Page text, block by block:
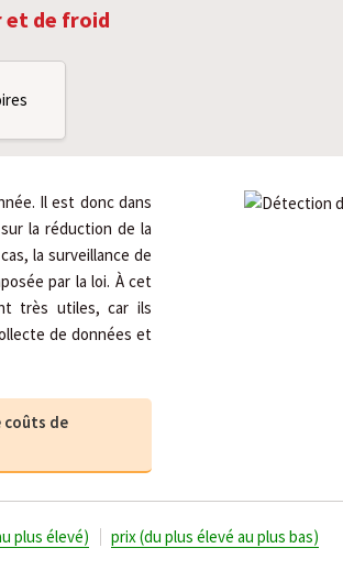
et de froid
Il est donc dans
la réduction de la
la surveillance de
par la loi. À cet
très utiles, car ils
de données et
coûts de
plus élevé) prix (du plus élevé au plus bas)